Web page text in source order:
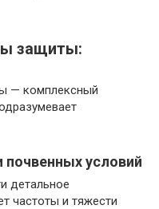
защиты:
— комплексный
почвенных условий
детальное
частоты и тяжести